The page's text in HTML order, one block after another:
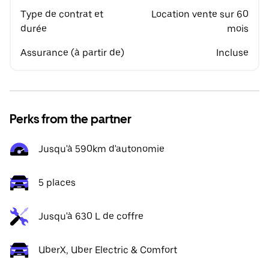
Type de contrat et
durée
Location vente sur 60
mois
Assurance (à partir de) Incluse
Perks from the partner
Jusqu'à 590km d'autonomie
5 places
Jusqu'à 630 L de coffre
UberX, Uber Electric & Comfort